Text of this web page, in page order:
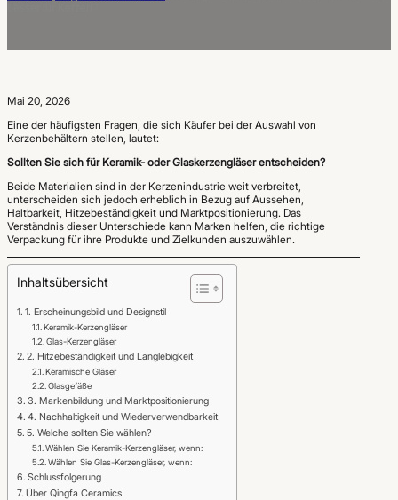
Mai 20, 2026
Eine der häufigsten Fragen, die sich Käufer bei der Auswahl von
Kerzenbehältern stellen, lautet:
Sollten Sie sich für Keramik- oder Glaskerzengläser entscheiden?
Beide Materialien sind in der Kerzenindustrie weit verbreitet,
unterscheiden sich jedoch erheblich in Bezug auf Aussehen,
Haltbarkeit, Hitzebeständigkeit und Marktpositionierung. Das
Verständnis dieser Unterschiede kann Marken helfen, die richtige
Verpackung für ihre Produkte und Zielkunden auszuwählen.
Inhaltsübersicht
1. Erscheinungsbild und Designstil
Keramik-Kerzengläser
Glas-Kerzengläser
2. Hitzebeständigkeit und Langlebigkeit
Keramische Gläser
Glasgefäße
3. Markenbildung und Marktpositionierung
4. Nachhaltigkeit und Wiederverwendbarkeit
5. Welche sollten Sie wählen?
Wählen Sie Keramik-Kerzengläser, wenn:
Wählen Sie Glas-Kerzengläser, wenn:
Schlussfolgerung
Über Qingfa Ceramics